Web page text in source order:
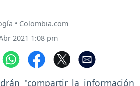
• Colombia.com
2021 1:08 pm